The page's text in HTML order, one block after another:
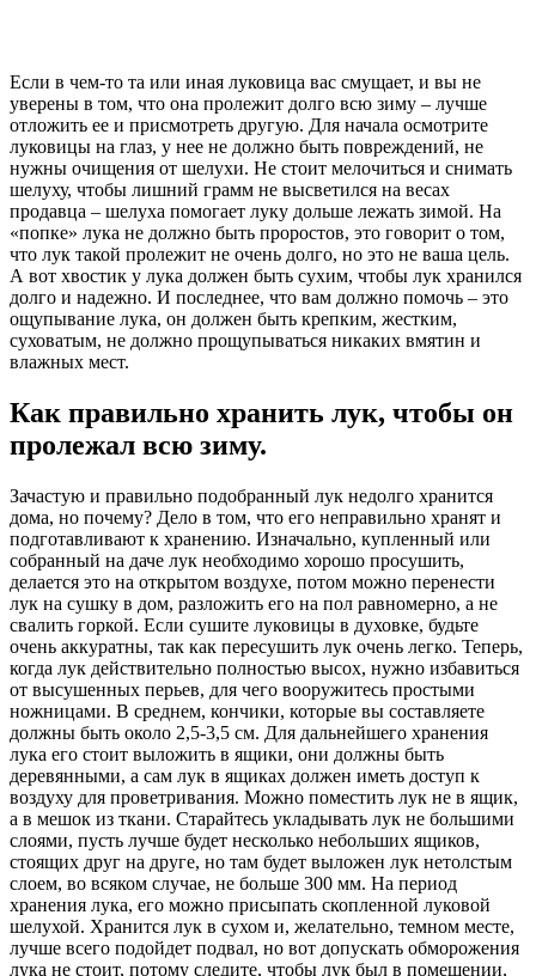
Если в чем-то та или иная луковица вас смущает, и вы не
уверены в том, что она пролежит долго всю зиму – лучше
отложить ее и присмотреть другую. Для начала осмотрите
луковицы на глаз, у нее не должно быть повреждений, не
нужны очищения от шелухи. Не стоит мелочиться и снимать
шелуху, чтобы лишний грамм не высветился на весах
продавца – шелуха помогает луку дольше лежать зимой. На
«попке» лука не должно быть проростов, это говорит о том,
что лук такой пролежит не очень долго, но это не ваша цель.
А вот хвостик у лука должен быть сухим, чтобы лук хранился
долго и надежно. И последнее, что вам должно помочь – это
ощупывание лука, он должен быть крепким, жестким,
суховатым, не должно прощупываться никаких вмятин и
влажных мест.
Как правильно хранить лук, чтобы он
пролежал всю зиму.
Зачастую и правильно подобранный лук недолго хранится
дома, но почему? Дело в том, что его неправильно хранят и
подготавливают к хранению. Изначально, купленный или
собранный на даче лук необходимо хорошо просушить,
делается это на открытом воздухе, потом можно перенести
лук на сушку в дом, разложить его на пол равномерно, а не
свалить горкой. Если сушите луковицы в духовке, будьте
очень аккуратны, так как пересушить лук очень легко. Теперь,
когда лук действительно полностью высох, нужно избавиться
от высушенных перьев, для чего вооружитесь простыми
ножницами. В среднем, кончики, которые вы составляете
должны быть около 2,5-3,5 см. Для дальнейшего хранения
лука его стоит выложить в ящики, они должны быть
деревянными, а сам лук в ящиках должен иметь доступ к
воздуху для проветривания. Можно поместить лук не в ящик,
а в мешок из ткани. Старайтесь укладывать лук не большими
слоями, пусть лучше будет несколько небольших ящиков,
стоящих друг на друге, но там будет выложен лук нетолстым
слоем, во всяком случае, не больше 300 мм. На период
хранения лука, его можно присыпать скопленной луковой
шелухой. Хранится лук в сухом и, желательно, темном месте,
лучше всего подойдет подвал, но вот допускать обморожения
лука не стоит, потому следите, чтобы лук был в помещении,